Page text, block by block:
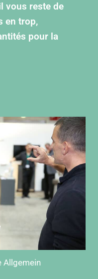
vous reste de
en trop,
pour la
Allgemein